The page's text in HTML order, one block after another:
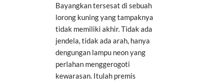
Bayangkan tersesat di sebuah
lorong kuning yang tampaknya
tidak memiliki akhir. Tidak ada
jendela, tidak ada arah, hanya
dengungan lampu neon yang
perlahan menggerogoti
kewarasan. Itulah premis